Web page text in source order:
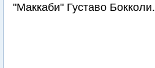
"Маккаби" Густаво Бокколи.